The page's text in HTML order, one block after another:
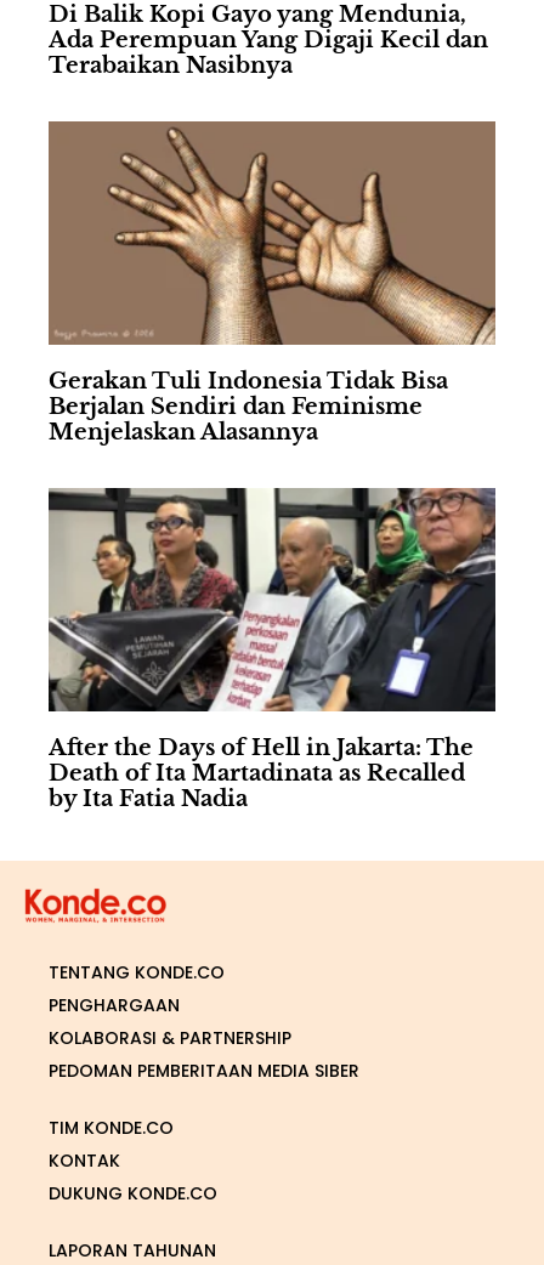
Di Balik Kopi Gayo yang Mendunia,
Ada Perempuan Yang Digaji Kecil dan
Terabaikan Nasibnya
Gerakan Tuli Indonesia Tidak Bisa
Berjalan Sendiri dan Feminisme
Menjelaskan Alasannya
After the Days of Hell in Jakarta: The
Death of Ita Martadinata as Recalled
by Ita Fatia Nadia
TENTANG KONDE.CO
PENGHARGAAN
KOLABORASI & PARTNERSHIP
PEDOMAN PEMBERITAAN MEDIA SIBER
TIM KONDE.CO
KONTAK
DUKUNG KONDE.CO
LAPORAN TAHUNAN